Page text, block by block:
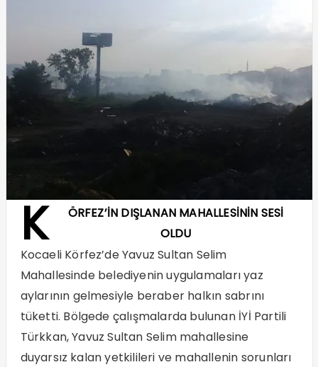
K
ÖRFEZ’İN DIŞLANAN MAHALLESİNİN SESİ
OLDU
Kocaeli Körfez’de Yavuz Sultan Selim
Mahallesinde belediyenin uygulamaları yaz
aylarının gelmesiyle beraber halkın sabrını
tüketti. Bölgede çalışmalarda bulunan İYİ Partili
Türkkan, Yavuz Sultan Selim mahallesine
duyarsız kalan yetkilileri ve mahallenin sorunları